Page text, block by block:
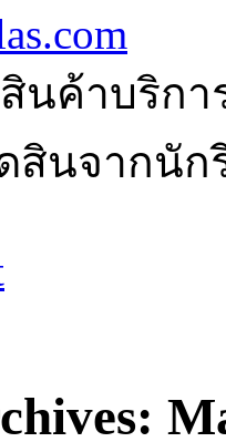
นค้าบริกา
สินจากนั